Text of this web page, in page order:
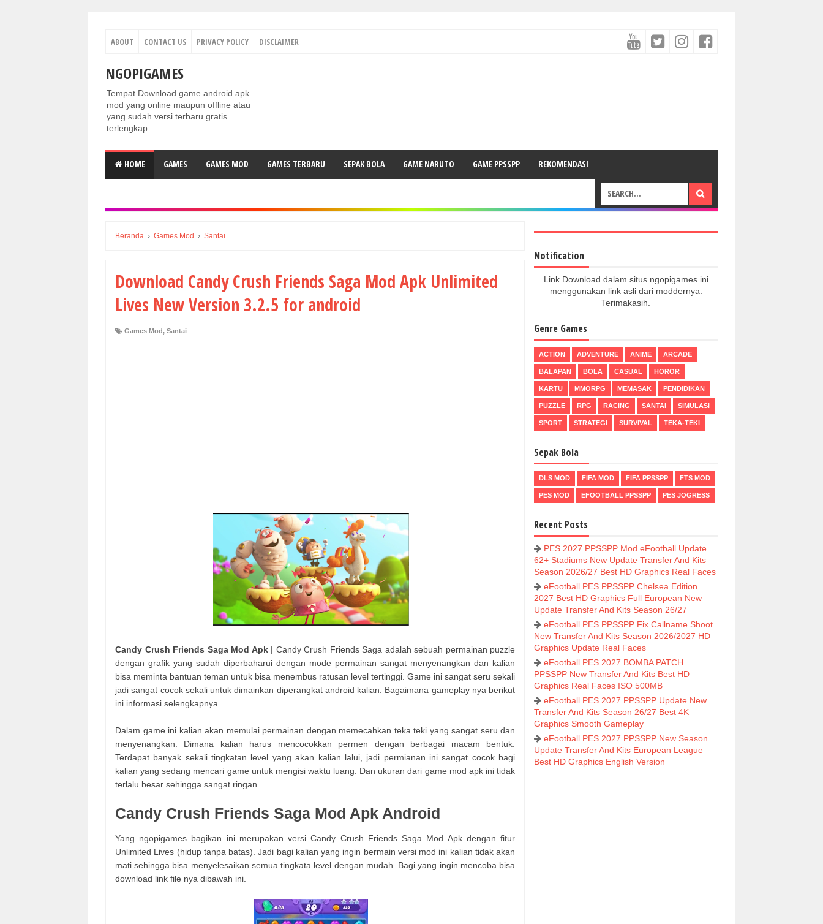
ABOUT CONTACT US PRIVACY POLICY DISCLAIMER
NGOPIGAMES
Tempat Download game android apk
mod yang online maupun offline atau
yang sudah versi terbaru gratis
terlengkap.
HOME GAMES GAMES MOD GAMES TERBARU SEPAK BOLA GAME NARUTO GAME PPSSPP REKOMENDASI
Beranda › Games Mod › Santai
Download Candy Crush Friends Saga Mod Apk Unlimited
Lives New Version 3.2.5 for android
Games Mod, Santai
Candy Crush Friends Saga Mod Apk| Candy Crush Friends Saga adalah sebuah permainan puzzle
dengan grafik yang sudah diperbaharui dengan mode permainan sangat menyenangkan dan kalian
bisa meminta bantuan teman untuk bisa menembus ratusan level tertinggi. Game ini sangat seru sekali
jadi sangat cocok sekali untuk dimainkan diperangkat android kalian. Bagaimana gameplay nya berikut
ini informasi selengkapnya.
Dalam game ini kalian akan memulai permainan dengan memecahkan teka teki yang sangat seru dan
menyenangkan. Dimana kalian harus mencocokkan permen dengan berbagai macam bentuk.
Terdapat banyak sekali tingkatan level yang akan kalian lalui, jadi permianan ini sangat cocok bagi
kalian yang sedang mencari game untuk mengisi waktu luang. Dan ukuran dari game mod apk ini tidak
terlalu besar sehingga sangat ringan.
Candy Crush Friends Saga Mod Apk Android
Yang ngopigames bagikan ini merupakan versi Candy Crush Friends Saga Mod Apk dengan fitur
Unlimited Lives (hidup tanpa batas). Jadi bagi kalian yang ingin bermain versi mod ini kalian tidak akan
mati sehingga bisa menyelesaikan semua tingkata level dengan mudah. Bagi yang ingin mencoba bisa
download link file nya dibawah ini.
Notification
Link Download dalam situs ngopigames ini
menggunakan link asli dari moddernya.
Terimakasih.
Genre Games
ACTION ADVENTURE ANIME ARCADE
BALAPAN BOLA CASUAL HOROR
KARTU MMORPG MEMASAK PENDIDIKAN
PUZZLE RPG RACING SANTAI SIMULASI
SPORT STRATEGI SURVIVAL TEKA-TEKI
Sepak Bola
DLS MOD FIFA MOD FIFA PPSSPP FTS MOD
PES MOD EFOOTBALL PPSSPP PES JOGRESS
Recent Posts
PES 2027 PPSSPP Mod eFootball Update
62+ Stadiums New Update Transfer And Kits
Season 2026/27 Best HD Graphics Real Faces
eFootball PES PPSSPP Chelsea Edition
2027 Best HD Graphics Full European New
Update Transfer And Kits Season 26/27
eFootball PES PPSSPP Fix Callname Shoot
New Transfer And Kits Season 2026/2027 HD
Graphics Update Real Faces
eFootball PES 2027 BOMBA PATCH
PPSSPP New Transfer And Kits Best HD
Graphics Real Faces ISO 500MB
eFootball PES 2027 PPSSPP Update New
Transfer And Kits Season 26/27 Best 4K
Graphics Smooth Gameplay
eFootball PES 2027 PPSSPP New Season
Update Transfer And Kits European League
Best HD Graphics English Version